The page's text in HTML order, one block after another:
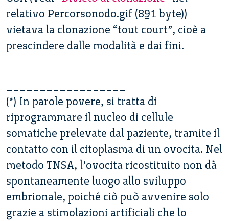
relativo Percorsonodo.gif (891 byte))
vietava la clonazione “tout court”, cioè a
prescindere dalle modalità e dai fini.
(*) In parole povere, si tratta di
riprogrammare il nucleo di cellule
somatiche prelevate dal paziente, tramite il
contatto con il citoplasma di un ovocita. Nel
metodo TNSA, l’ovocita ricostituito non dà
spontaneamente luogo allo sviluppo
embrionale, poiché ciò può avvenire solo
grazie a stimolazioni artificiali che lo